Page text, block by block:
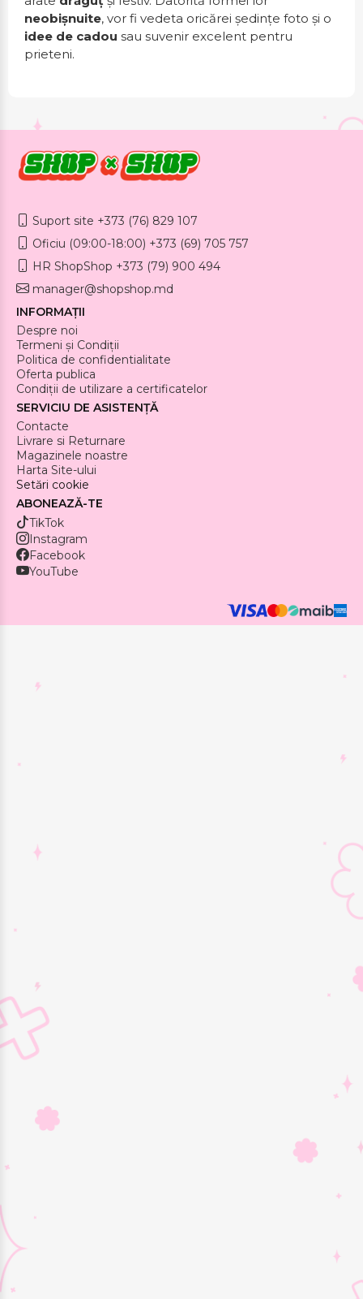
neobișnuite, vor fi vedeta oricărei ședințe foto și o
idee de cadou sau suvenir excelent pentru
prieteni.
Suport site +373 (76) 829 107
Oficiu (09:00-18:00) +373 (69) 705 757
HR ShopShop +373 (79) 900 494
manager@shopshop.md
INFORMAȚII
Despre noi
Termeni și Condiții
Politica de confidentialitate
Oferta publica
Condiții de utilizare a certificatelor
SERVICIU DE ASISTENȚĂ
Contacte
Livrare si Returnare
Magazinele noastre
Harta Site-ului
Setări cookie
ABONEAZĂ-TE
TikTok
Instagram
Facebook
YouTube